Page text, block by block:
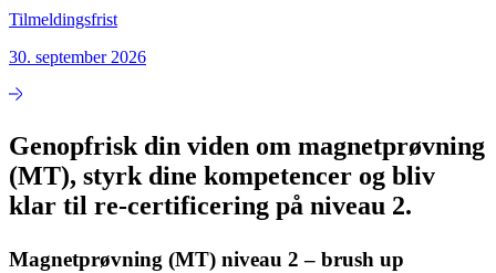
Tilmeldingsfrist
30. september 2026
Genopfrisk din viden om magnetprøvning
(MT), styrk dine kompetencer og bliv
klar til re-certificering på niveau 2.
Magnetprøvning (MT) niveau 2 – brush up